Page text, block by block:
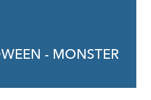
- MONSTER